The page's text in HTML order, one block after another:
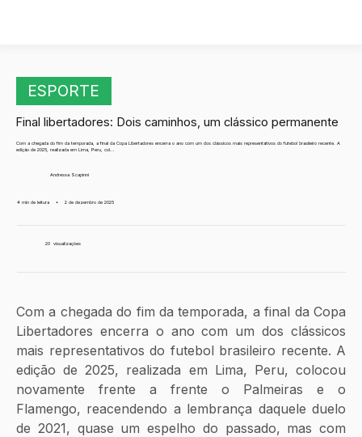
ESPORTE
Final libertadores: Dois caminhos, um clássico permanente
Com a chegada do fim da temporada, a final da Copa Libertadores encerra o ano com um dos clássicos mais representativos do futebol brasileiro recente. A
edição de 2025, realizada em Lima, Peru, col...
Andressa Scapinni
4 min de leitura • 2 de dezembro de 2025
20 visualizações
Com a chegada do fim da temporada, a final da Copa
Libertadores encerra o ano com um dos clássicos
mais representativos do futebol brasileiro recente. A
edição de 2025, realizada em Lima, Peru, colocou
novamente frente a frente o Palmeiras e o
Flamengo, reacendendo a lembrança daquele duelo
de 2021, quase um espelho do passado, mas com